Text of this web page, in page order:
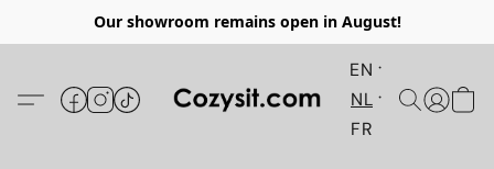
Our showroom remains open in August!
EN
NL
FR